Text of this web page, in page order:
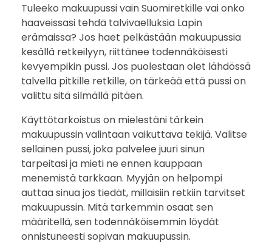
Tuleeko makuupussi vain Suomiretkille vai onko
haaveissasi tehdä talvivaelluksia Lapin
erämaissa? Jos haet pelkästään makuupussia
kesällä retkeilyyn, riittänee todennäköisesti
kevyempikin pussi. Jos puolestaan olet lähdössä
talvella pitkille retkille, on tärkeää että pussi on
valittu sitä silmällä pitäen.
Käyttötarkoistus on mielestäni tärkein
makuupussin valintaan vaikuttava tekijä. Valitse
sellainen pussi, joka palvelee juuri sinun
tarpeitasi ja mieti ne ennen kauppaan
menemistä tarkkaan. Myyjän on helpompi
auttaa sinua jos tiedät, millaisiin retkiin tarvitset
makuupussin. Mitä tarkemmin osaat sen
määritellä, sen todennäköisemmin löydät
onnistuneesti sopivan makuupussin.